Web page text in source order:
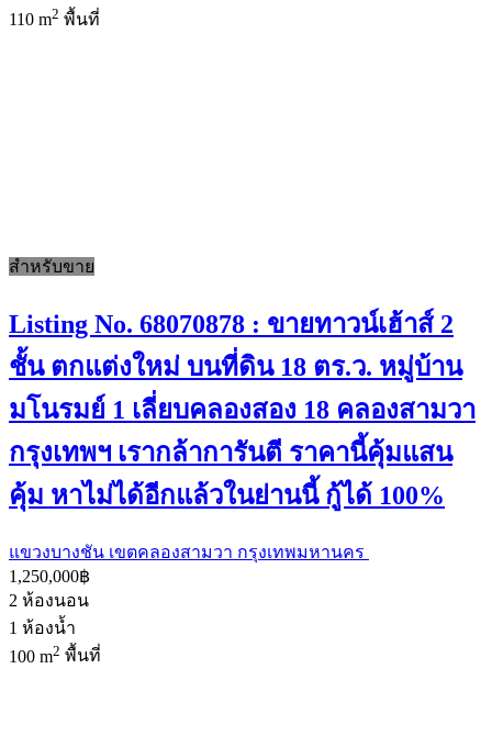
110 m2 พื้นที่
สำหรับขาย
Listing No. 68070878 : ขายทาวน์เฮ้าส์ 2
ชั้น ตกแต่งใหม่ บนที่ดิน 18 ตร.ว. หมู่บ้าน
มโนรมย์ 1 เลี่ยบคลองสอง 18 คลองสามวา
กรุงเทพฯ เรากล้าการันตี ราคานี้คุ้มแสน
คุ้ม หาไม่ได้อีกแล้วในย่านนี้ กู้ได้ 100%
แขวงบางชัน เขตคลองสามวา กรุงเทพมหานคร
1,250,000฿
2 ห้องนอน
1 ห้องน้ำ
100 m2 พื้นที่